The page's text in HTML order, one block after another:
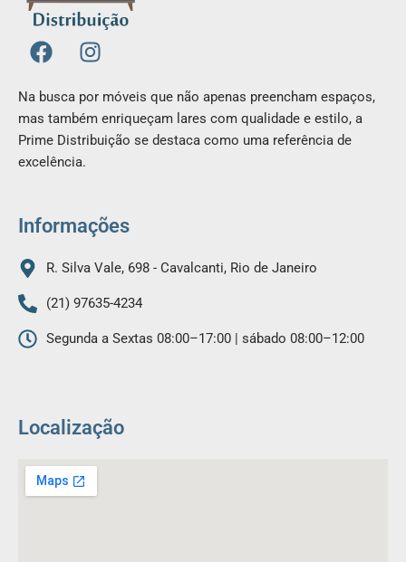
F
a
c
e
b
o
o
I
n
t
a
g
m
Na busca por móveis que não apenas preencham espaços,
mas também enriqueçam lares com qualidade e estilo, a
Prime Distribuição se destaca como uma referência de
excelência.
Informações
R. Silva Vale, 698 - Cavalcanti, Rio de Janeiro
(21) 97635-4234
Segunda a Sextas 08:00–17:00 | sábado 08:00–12:00
Localização